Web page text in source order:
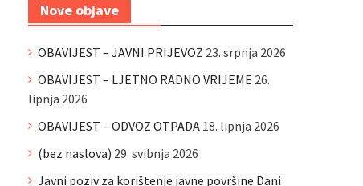
Nove objave
OBAVIJEST – JAVNI PRIJEVOZ 23. srpnja 2026
OBAVIJEST – LJETNO RADNO VRIJEME 26.
lipnja 2026
OBAVIJEST – ODVOZ OTPADA 18. lipnja 2026
(bez naslova) 29. svibnja 2026
Javni poziv za korištenje javne površine Dani